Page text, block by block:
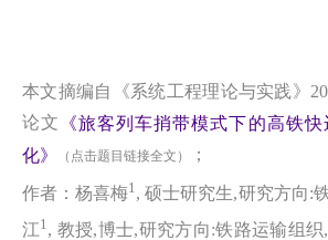
本文摘编自《系统工程理论与实践》
论文
《旅客列车捎带模式下的高铁
化》
（点击题目链接全文） ；
作者：杨喜梅1 , 硕士研究生,研究方向:
江1 , 教授,博士,研究方向:铁路运输组织